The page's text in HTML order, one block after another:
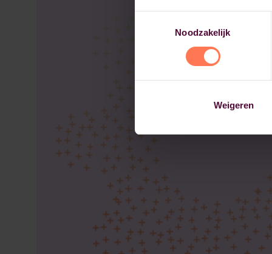
Noodzakelijk
Weigeren